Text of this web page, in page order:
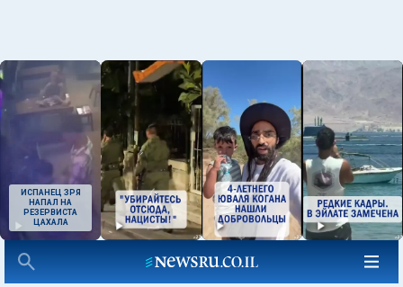
ИСПАНЕЦ ЗРЯ
НАПАЛ НА
РЕЗЕРВИСТА
ЦАХАЛА